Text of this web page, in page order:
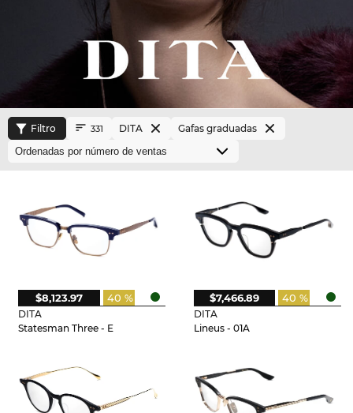
Filtro 331 DITA Gafas graduadas
DITA
Statesman Three - E
40 %
$8,123.97
DITA
Lineus - 01A
40 %
$7,466.89